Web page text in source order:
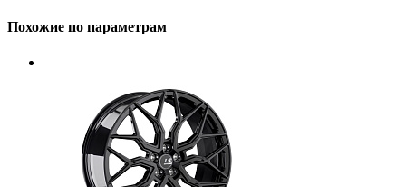
Похожие по параметрам